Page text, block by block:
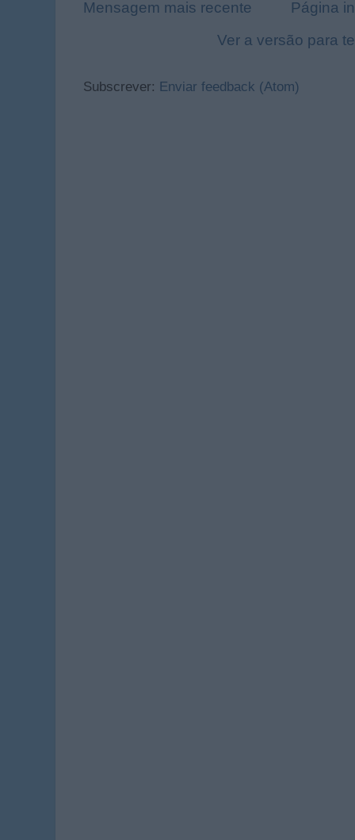
Mensagem mais recente
Página
Ver a versão para
Subscrever: Enviar feedback (Atom)